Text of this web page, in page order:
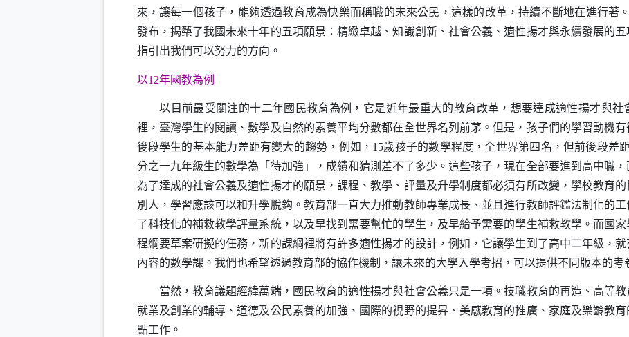
來，讓每一個孩子，能夠透過教育成為快樂而稱職的未來公民，這樣的改革，持續不斷地在進行著
發布，揭櫫了我國未來十年的五項願景：精緻卓越、知識創新、社會公義、適性揚才與永續發展的
指引出我們可以努力的方向。
以12年國教為例
以目前最受關注的十二年國民教育為例，它是近年最重大的教育改革，想要達成適性揚才與社
裡，臺灣學生的閱讀、數學及自然的素養平均分數都在全世界名列前茅。但是，孩子們的學習動機
後段學生的基本能力差距有變大的趨勢，例如， 15歲孩子的數學程度，全世界第四名，但前後段差
分之一九年級生的數學為「待加強」，成績和猜測差不了多少。這些孩子，現在全部要進到高中職，
為了達成的社會公義及適性揚才的願景，課程、教學、評量及升學制度都必須有所改變，學校教育
別人，學習應該可以和升學脫鈎。教育部一直大力推動教師專業成長、並且進行教師評鑑法制化的
了科技化的補救教學評量系統，以及早找到需要幫忙的學生，及早給予需要的學生補救教學。而國
程綱要草案研擬的任務，新的課綱裡將有許多適性揚才的設計，例如，它讓學生到了高中二年級，
內容的數學課。我們也希望透過教育部的協作機制，讓未來的大學入學考招，可以提供不同版本的考
當然，教育議題經緯萬端，國民教育的適性揚才與社會公義只是一項。技職教育的再造、高等教
就業及創業的輔導、道德及公民素養的加強、國際的視野的提昇、美感教育的推廣、家庭及樂齡教
點工作。